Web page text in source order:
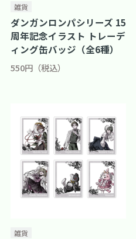
雑貨
ダンガンロンパシリーズ 15
周年記念イラスト トレーデ
ィング缶バッジ（全6種）
550円（税込）
雑貨